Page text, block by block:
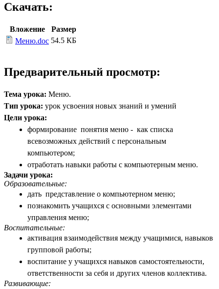
Скачать:
Вложение
Размер
Меню.doc 54.5 КБ
Предварительный просмотр:
Тема урока: Меню.
Тип урока: урок усвоения новых знаний и умений
Цели урока:
формирование понятия меню - как списка
всевозможных действий с персональным
компьютером;
отработать навыки работы с компьютерным меню.
Задачи урока:
Образовательные:
дать представление о компьютерном меню;
познакомить учащихся с основными элементами
управления меню;
Воспитательные:
активация взаимодействия между учащимися, навыков
групповой работы;
воспитание у учащихся навыков самостоятельности,
ответственности за себя и других членов коллектива.
Развивающие: